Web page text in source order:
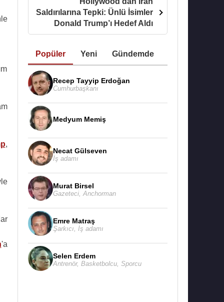
,
'a
Saldırılarına Tepki: Ünlü İsimler
Donald Trump’ı Hedef Aldı
Popüler Yeni Gündemde
Recep Tayyip Erdoğan
Cumhurbaşkanı
Medyum Memiş
Necat Gülseven
İş adamı
Murat Birsel
Gazeteci, Anchorman
Emre Matraş
Şarkıcı İş adamı
Selen Erdem
Antrenör, Basketbolcu, Sporcu